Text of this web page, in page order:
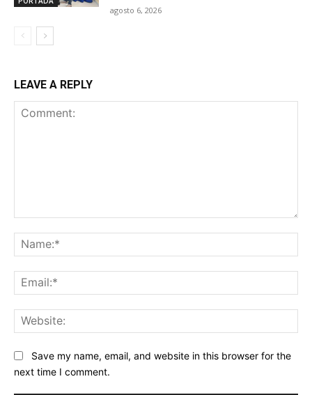
agosto 6, 2026
LEAVE A REPLY
Save my name, email, and website in this browser for the
next time I comment.